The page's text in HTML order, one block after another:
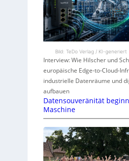
Bild: TeDo Verlag / KI-generiert
Interview: Wie Hilscher und
europäische Edge-to-Cloud-
industrielle Datenräume und
aufbauen
Datensouveränität
Maschine